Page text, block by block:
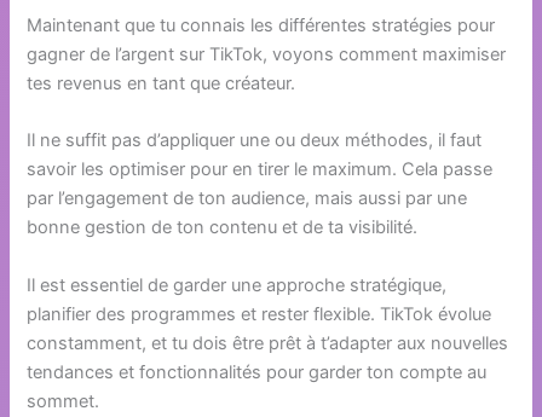
Maintenant que tu connais les différentes stratégies pour
gagner de l’argent sur TikTok, voyons comment maximiser
tes revenus en tant que créateur.
Il ne suffit pas d’appliquer une ou deux méthodes, il faut
savoir les optimiser pour en tirer le maximum. Cela passe
par l’engagement de ton audience, mais aussi par une
bonne gestion de ton contenu et de ta visibilité.
Il est essentiel de garder une approche stratégique,
planifier des programmes et rester flexible. TikTok évolue
constamment, et tu dois être prêt à t’adapter aux nouvelles
tendances et fonctionnalités pour garder ton compte au
sommet.